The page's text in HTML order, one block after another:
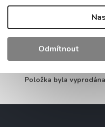
Odmítnout
Doplňkové
Kategorie: Stahovací
Záruka
2 roky
Položka byla